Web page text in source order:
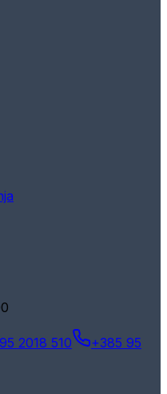
2018 510
+385 95